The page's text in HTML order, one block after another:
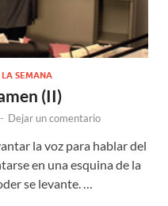
LA SEMANA
(II)
- Dejar un comentario
la voz para hablar del
en una esquina de la
se levante. …